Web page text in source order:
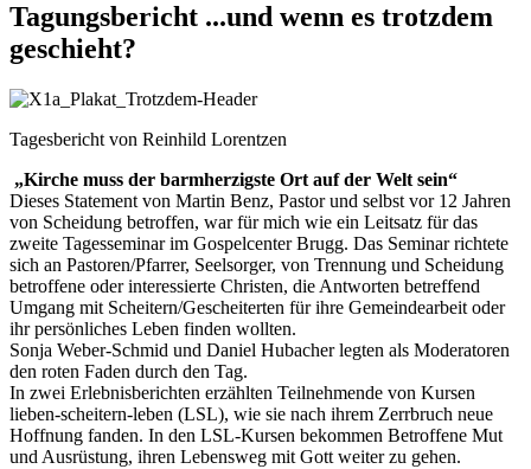
Tagungsbericht ...und wenn es trotzdem
geschieht?
Tagesbericht von Reinhild Lorentzen
„Kirche muss der barmherzigste Ort auf der Welt sein“
Dieses Statement von Martin Benz, Pastor und selbst vor 12 Jahren
von Scheidung betroffen, war für mich wie ein Leitsatz für das
zweite Tagesseminar im Gospelcenter Brugg. Das Seminar richtete
sich an Pastoren/Pfarrer, Seelsorger, von Trennung und Scheidung
betroffene oder interessierte Christen, die Antworten betreffend
Umgang mit Scheitern/Gescheiterten für ihre Gemeindearbeit oder
ihr persönliches Leben finden wollten.
Sonja Weber-Schmid und Daniel Hubacher legten als Moderatoren
den roten Faden durch den Tag.
In zwei Erlebnisberichten erzählten Teilnehmende von Kursen
lieben-scheitern-leben (LSL), wie sie nach ihrem Zerrbruch neue
Hoffnung fanden. In den LSL-Kursen bekommen Betroffene Mut
und Ausrüstung, ihren Lebensweg mit Gott weiter zu gehen.